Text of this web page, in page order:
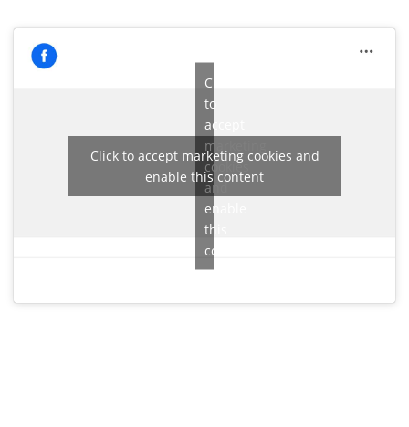
Click
to
accept
marketing
cookies
and
enable
this
content
Click to accept marketing cookies and
enable this content